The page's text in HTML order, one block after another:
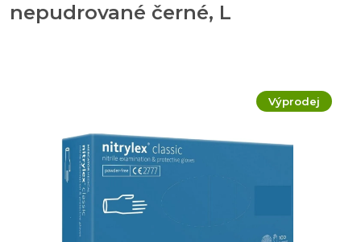
nepudrované černé, L
Výprodej